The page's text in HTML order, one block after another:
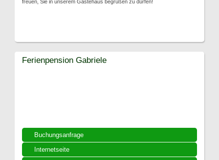
freuen, Sie in unserem Gästehaus begrüßen zu dürfen!
Buchungsanfrage
Internetseite
Ferienpension Gabriele